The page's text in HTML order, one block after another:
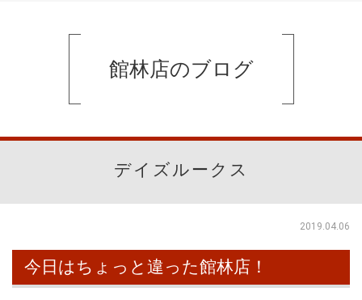
館林店のブログ
デイズルークス
2019.04.06
今日はちょっと違った館林店！